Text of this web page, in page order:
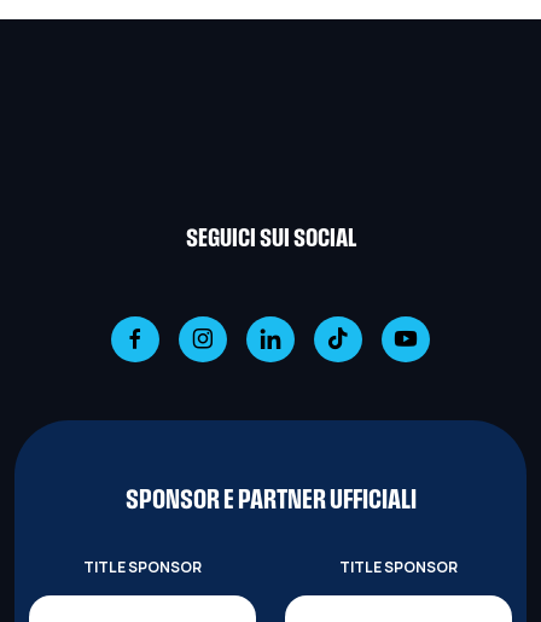
SEGUICI SUI SOCIAL
SPONSOR E PARTNER UFFICIALI
TITLE SPONSOR TITLE SPONSOR